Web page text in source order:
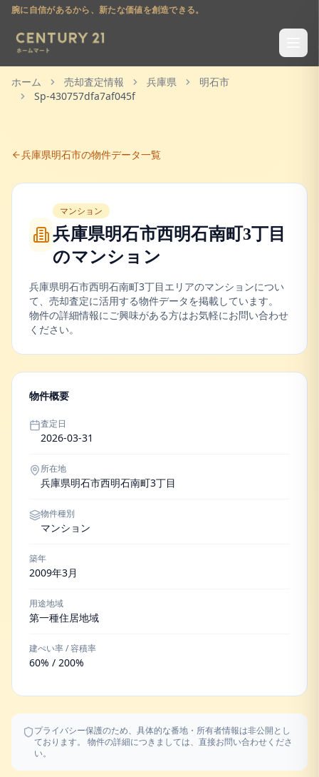
腕に自信があるから、新たな価値を創造できる。
ホーム 売却査定情報 兵庫県
明石市
Sp-430757dfa7af045f
兵庫県明石市の物件データ一覧
マンション
兵庫県明石市西明石南町3丁目
のマンション
兵庫県明石市西明石南町3丁目エリアのマンションについ
て、売却査定に活用する物件データを掲載しています。
物件の詳細情報にご興味がある方はお気軽にお問い合わせ
ください。
物件概要
査定日
2026-03-31
所在地
兵庫県明石市西明石南町3丁目
物件種別
マンション
築年
2009年3月
用途地域
第一種住居地域
建ぺい率 / 容積率
60% / 200%
プライバシー保護のため、具体的な番地・所有者情報は非公開とし
ております。 物件の詳細につきましては、直接お問い合わせくださ
い。